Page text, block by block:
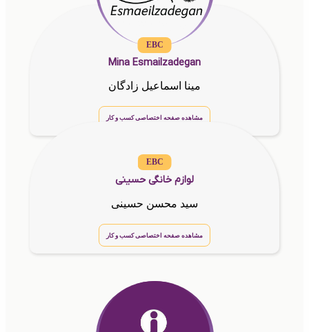
EBC
Mina Esmailzadegan
مینا اسماعیل زادگان
مشاهده صفحه اختصاصی کسب و کار
EBC
لوازم خانگی حسینی
سید محسن حسینی
مشاهده صفحه اختصاصی کسب و کار